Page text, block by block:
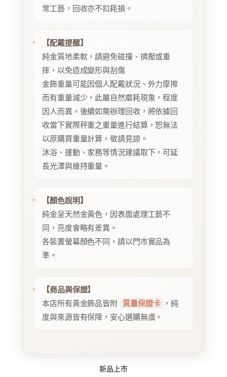
常工藝，回收亦不扣耗損。
【配戴提醒】
純金質地柔軟，請避免碰撞、擠壓或重
摔，以免造成變形與刮傷
金飾重量可能因個人配戴狀況、外力摩擦
而有重量減少，此屬自然磨耗現象，程度
因人而異。後續如需辦理回收，將依據回
收當下實際秤重之重量進行結算，恕無法
以原購買重量計算，敬請見諒。
沐浴、運動、家務等情況建議取下，可延
長光澤與維持重量。
【顏色說明】
純金呈天然金黃色，因表面處理工藝不
同，亮度會略有差異。
各裝置螢幕顏色不同，請以門市實品為
準。
【商品與保證】
本店所有黃金飾品皆附 質量保證卡
，純
度與來源皆有保障，安心選購無虞。
新品上市